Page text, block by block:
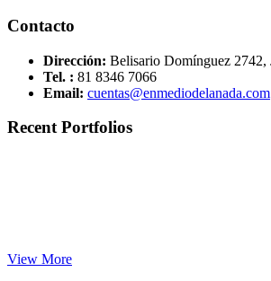
Contacto
Dirección: Belisario Domínguez
Tel. : 81 8346 7066
Email: cuentas@enmediodelanada.com
Recent Portfolios
View More